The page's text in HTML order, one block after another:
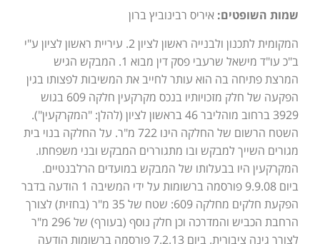
שמות השופטים: איריס רבינוביץ ברון
המקומית לתכנון ולבנייה ראשון לציון 2. עיריית ראשון לציון ע"י
ב"כ עו"ד מישאל שרעבי פסק דין מבוא 1. המבקש הגיש
המרצת פתיחה בה הוא עותר לחייב את המשיבות לפצותו בגין
הפקעה של חלק מזכויותיו בנכס מקרקעין חלקה 609 בגוש
3929 ברחוב מוהליבר 46 בראשון לציון (להלן: "המקרקעין").
השטח הרשום של החלקה הינו 722 מ"ר. על החלקה בנוי בית
מגורים השייך למבקש ובו מתגוררים המבקש ובני משפחתו.
המקרקעין היו בבעלותו של המבקש במועדים הרלבנטיים.
ביום 9.9.08 פורסמה ברשומות על ידי המשיבה 1 הודעה בדבר
הפקעת חלקים מחלקה 609: שטח של 35 מ"ר (בחזית) לצורך
הרחבת הכביש והמדרכה וכן חלק נוסף (בעורף) של 296 מ"ר
לצורך גינה ציבורית. ביום 7.2.13 פורסמה ברשומות הודעה